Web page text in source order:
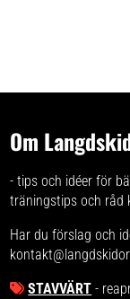
Om
- tips och idéer för
träningstips och råd
Har du förslag och
STAVVÄRT -